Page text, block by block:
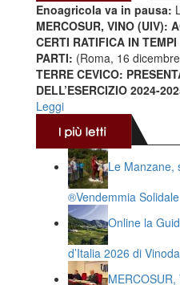
Enoagricola va in pausa:
MERCOSUR, VINO (UIV):
CERTI RATIFICA IN
PARTI: (Roma, 16
TERRE CEVICO:
DELL’ESERCIZIO 2024-
Leggi
Le Manzane,
®️Vendemmia Solidale
Online la
d’Italia 2026 di